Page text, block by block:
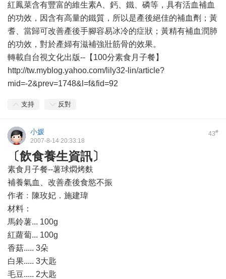
紅鳳菜含有豐富的維生素A、鈣、鐵、磷等，具有活血補血
的功效，因含有高量的鐵質，所以是產後絕佳的補血劑；黃
耆、當歸可改善產後手腳容易冰冷的症狀；黃精有補血潤肺
的功效，對於產婦有滋補強壯筋骨的效果。
轉載自台視文化出版--【100分素食月子餐】
http://tw.myblog.yahoo.com/lily32-lin/article?
mid=-2&prev=1748&l=f&fid=92
支持 反對
43#
小媛
2007-8-14 20:33:18
〔飲食養生資訊〕
素食月子餐--薯球燜烤麩
補養氣血、改善產後食慾不振
作者﹕陳玫妃．施建瑋
材料：
馬鈴薯... 100g
紅蘿蔔... 100g
香菇..... 3朵
白果..... 3大匙
毛豆..... 2大匙